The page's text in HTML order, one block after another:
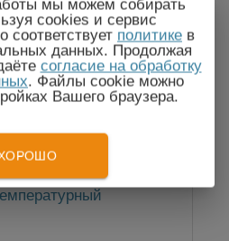
запросу
мы можем собирать
cookies и сервис
соответствует политике в
данных. Продолжая
согласие на обработку
. Файлы cookie можно
Вашего браузера.